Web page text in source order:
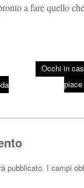
a fare quello
Occhi in
pubblicato. I campi